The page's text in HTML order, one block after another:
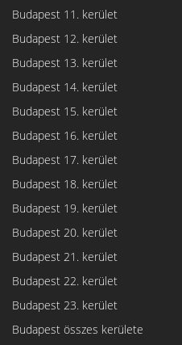
Budapest 11. kerület
Budapest 12. kerület
Budapest 13. kerület
Budapest 14. kerület
Budapest 15. kerület
Budapest 16. kerület
Budapest 17. kerület
Budapest 18. kerület
Budapest 19. kerület
Budapest 20. kerület
Budapest 21. kerület
Budapest 22. kerület
Budapest 23. kerület
Budapest összes kerülete